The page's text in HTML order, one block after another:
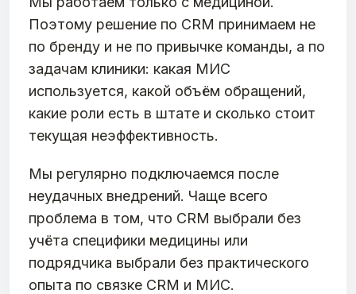
Поэтому решение по CRM принимаем не
по бренду и не по привычке команды, а по
задачам клиники: какая МИС
используется, какой объём обращений,
какие роли есть в штате и сколько стоит
текущая неэффективность.
Мы регулярно подключаемся после
неудачных внедрений. Чаще всего
проблема в том, что CRM выбрали без
учёта специфики медицины или
подрядчика выбрали без практического
опыта по связке CRM и МИС.